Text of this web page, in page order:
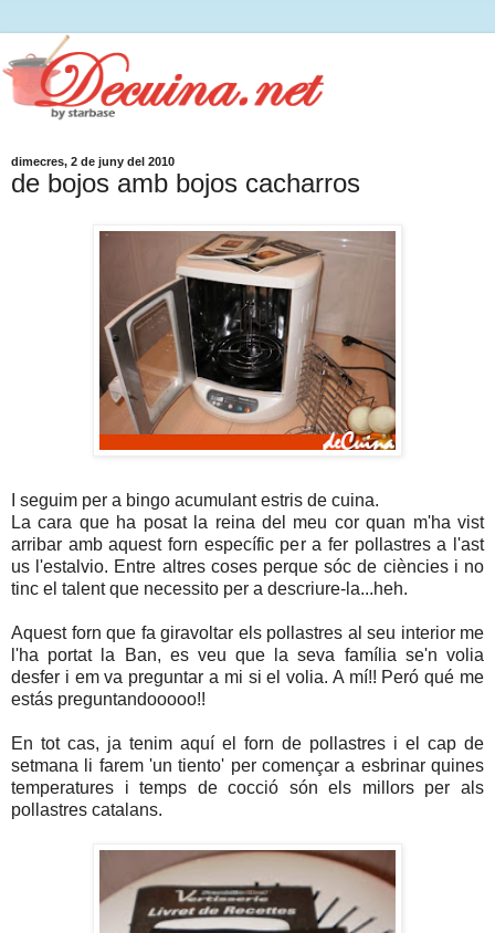
dimecres, 2 de juny del 2010
de bojos amb bojos cacharros
I seguim per a bingo acumulant estris de cuina.
La cara que ha posat la reina del meu cor quan m'ha vist
arribar amb aquest forn específic per a fer pollastres a l'ast
us l'estalvio. Entre altres coses perque sóc de ciències i no
tinc el talent que necessito per a descriure-la...heh.
Aquest forn que fa giravoltar els pollastres al seu interior me
l'ha portat la Ban, es veu que la seva família se'n volia
desfer i em va preguntar a mi si el volia. A mí!! Peró qué me
estás preguntandooooo!!
En tot cas, ja tenim aquí el forn de pollastres i el cap de
setmana li farem 'un tiento' per començar a esbrinar quines
temperatures i temps de cocció són els millors per als
pollastres catalans.